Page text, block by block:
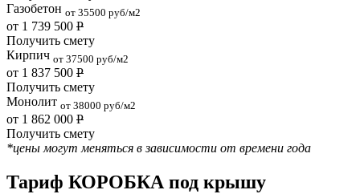
Газобетон от 35500 руб/м2
от 1 739 500 Р
Получить смету
Кирпич от 37500 руб/м2
от 1 837 500 Р
Получить смету
Монолит от 38000 руб/м2
от 1 862 000 Р
Получить смету
*цены могут меняться в зависимости от времени года
Тариф КОРОБКА под крышу